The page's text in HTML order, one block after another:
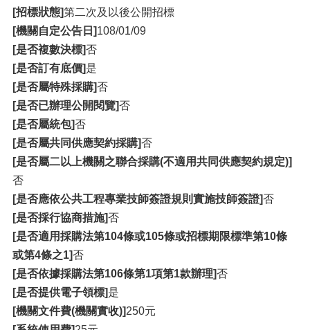
[招標狀態]第二次及以後公開招標
[機關自定公告日]108/01/09
[是否複數決標]否
[是否訂有底價]是
[是否屬特殊採購]否
[是否已辦理公開閱覽]否
[是否屬統包]否
[是否屬共同供應契約採購]否
[是否屬二以上機關之聯合採購(不適用共同供應契約規定)]
否
[是否應依公共工程專業技師簽證規則實施技師簽證]否
[是否採行協商措施]否
[是否適用採購法第104條或105條或招標期限標準第10條
或第4條之1]否
[是否依據採購法第106條第1項第1款辦理]否
[是否提供電子領標]是
[機關文件費(機關實收)]250元